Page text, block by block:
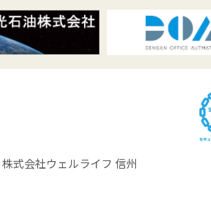
株式会社ウェルライフ 信州